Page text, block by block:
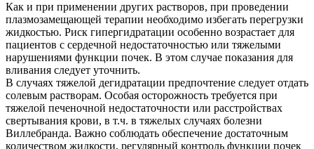
Как и при применении других растворов, при проведении
плазмозамещающей терапии необходимо избегать перегрузки
жидкостью. Риск гипергидратации особенно возрастает для
пациентов с сердечной недостаточностью или тяжелыми
нарушениями функции почек. В этом случае показания для
вливания следует уточнить.
В случаях тяжелой дегидратации предпочтение следует отдать
солевым растворам. Особая осторожность требуется при
тяжелой печеночной недостаточности или расстройствах
свертывания крови, в т.ч. в тяжелых случаях болезни
Виллебранда. Важно соблюдать обеспечение достаточным
количеством жидкости, регулярный контроль функции почек